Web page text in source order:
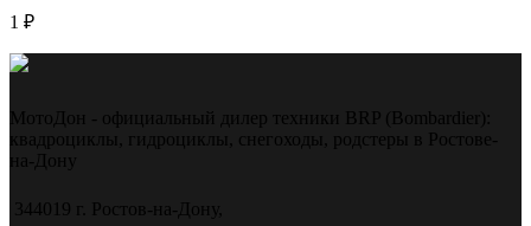
1 ₽
МотоДон - официальный дилер техники BRP (Bombardier):
квадроциклы, гидроциклы, снегоходы, родстеры в Ростове-
на-Дону
344019 г. Ростов-на-Дону,